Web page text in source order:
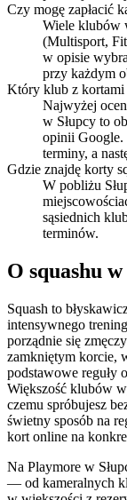
Czy mogę zapłacić
Wiele klubów
(Multisport,
w opisie
przy każdym
Który klub z kortami
Najwyżej
w Słupcy to
opinii Google.
terminy, a
Gdzie znajdę korty
W pobliżu
sąsiednich
terminów.
O squashu w
Squash to
intensywnego
porządnie się
zamkniętym korcie,
podstawowe reguły
Większość klubów
czemu spróbujesz
świetny sposób na
kort online na
Na Playmore w
— od kameralnych